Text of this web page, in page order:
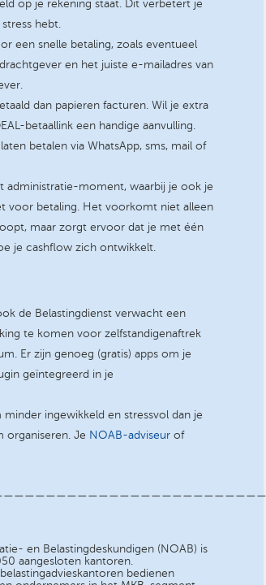
op je rekening staat. Dit verbetert je
hebt.
een snelle betaling, zoals eventueel
en het juiste e-mailadres van
dan papieren facturen. Wil je extra
betaallink een handige aanvulling.
betalen via WhatsApp, sms, mail of
administratie-moment, waarbij je ook je
voor betaling. Het voorkomt niet alleen
maar zorgt ervoor dat je met één
je cashflow zich ontwikkelt.
de Belastingdienst verwacht een
te komen voor zelfstandigenaftrek
Er zijn genoeg (gratis) apps om je
geïntegreerd in je
ingewikkeld en stressvol dan je
organiseren. Je NOAB-adviseur of
en Belastingdeskundigen (NOAB) is
aangesloten kantoren.
bedienen